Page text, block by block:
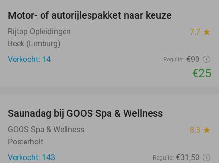
Motor- of autorijlespakket naar keuze
Rijtop Opleidingen 7.7 star
Beek (Limburg)
Verkocht: 14
Regulier €90
€25
TODAY
Saunadag bij GOOS Spa & Wellness
GOOS Spa & Wellness 8.8 star
Posterholt
Verkocht: 143
Regulier €31,50